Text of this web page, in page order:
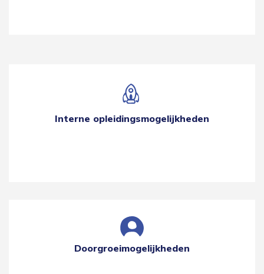
Interne opleidingsmogelijkheden
Doorgroeimogelijkheden